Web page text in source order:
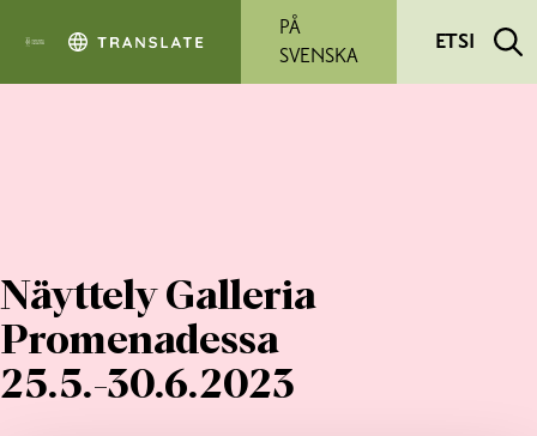
PÅ
SVENSKA
ETSI
Näyttely Galleria
Promenadessa
25.5.-30.6.2023